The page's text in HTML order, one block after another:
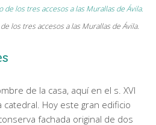
los tres accesos a las Murallas de Ávila.
de la casa, aquí en el s. XVI
Hoy este gran edificio
fachada original de dos